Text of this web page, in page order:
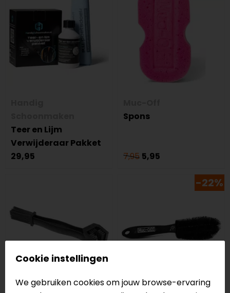
Teer en Lijm
Verwijderaar Pakket
29,95
Spons
7,95 5,95
-22%
Cookie instellingen
We gebruiken cookies om jouw browse-ervaring